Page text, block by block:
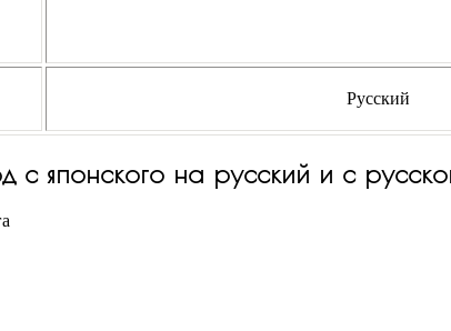
Русский
с японского на русский и с